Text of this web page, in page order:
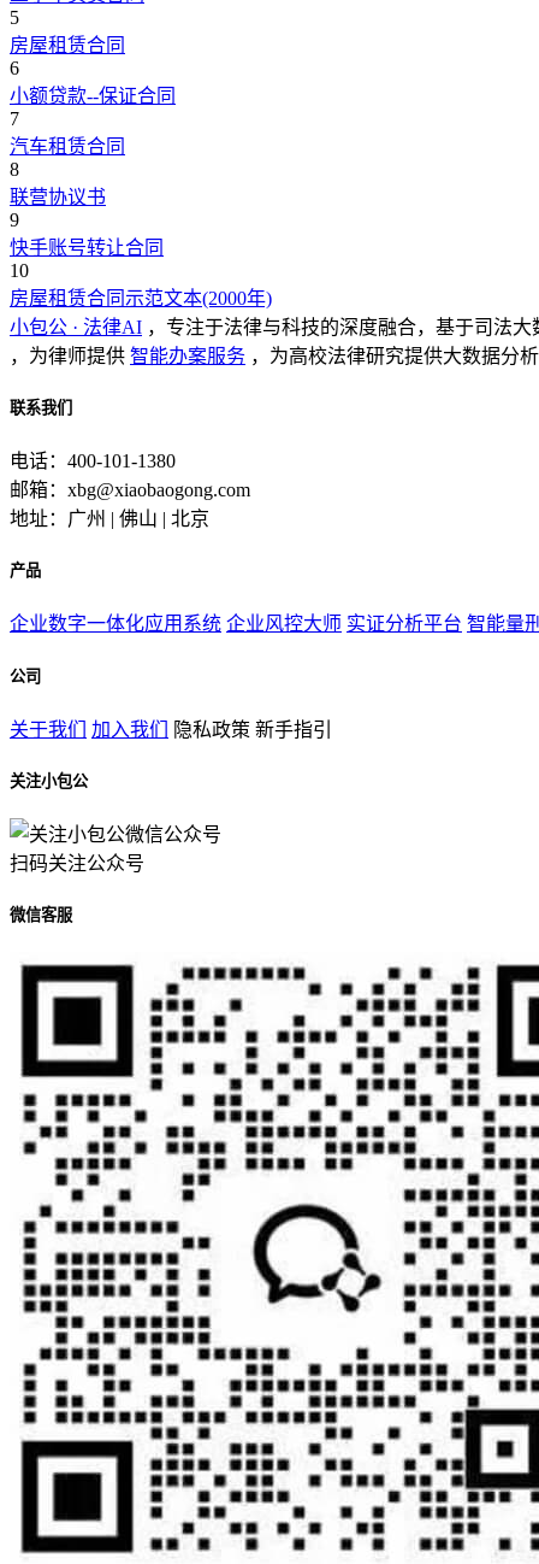
5
房屋租赁合同
6
小额贷款--保证合同
7
汽车租赁合同
8
联营协议书
9
快手账号转让合同
10
房屋租赁合同示范文本(2000年)
小包公 · 法律AI ，专注于法律与科技的深度融合，基于司法
，为律师提供 智能办案服务 ，为高校法律研究提供大数据分
联系我们
电话：400-101-1380
邮箱：xbg@xiaobaogong.com
地址：广州 | 佛山 | 北京
产品
企业数字一体化应用系统 企业风控大师 实证分析平台 智能量
公司
关于我们 加入我们 隐私政策 新手指引
关注小包公
扫码关注公众号
微信客服